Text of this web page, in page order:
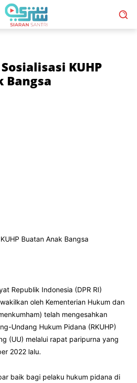
KUHP
Bangsa
Buatan Anak Bangsa
Republik Indonesia (DPR RI)
oleh Kementerian Hukum dan
telah mengesahkan
Undang Hukum Pidana (RKUHP)
(UU) melalui rapat paripurna yang
2022 lalu.
baik bagi pelaku hukum pidana di